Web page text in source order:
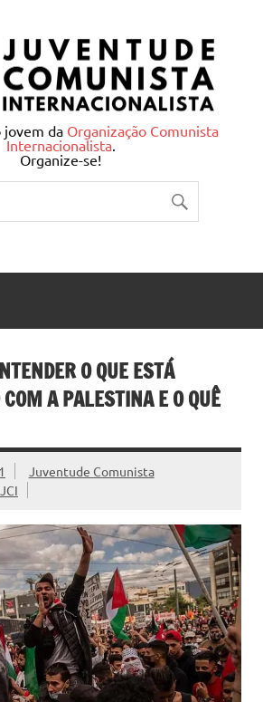
Comunista
Internacionalista
jovem da Organização Comunista
Internacionalista.
Organize-se!
O QUE ESTÁ
A PALESTINA E O QUÊ
Juventude Comunista